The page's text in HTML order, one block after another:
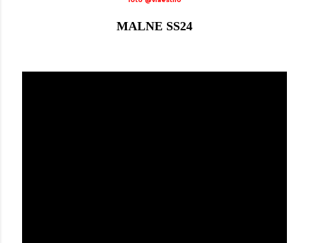
MALNE SS24